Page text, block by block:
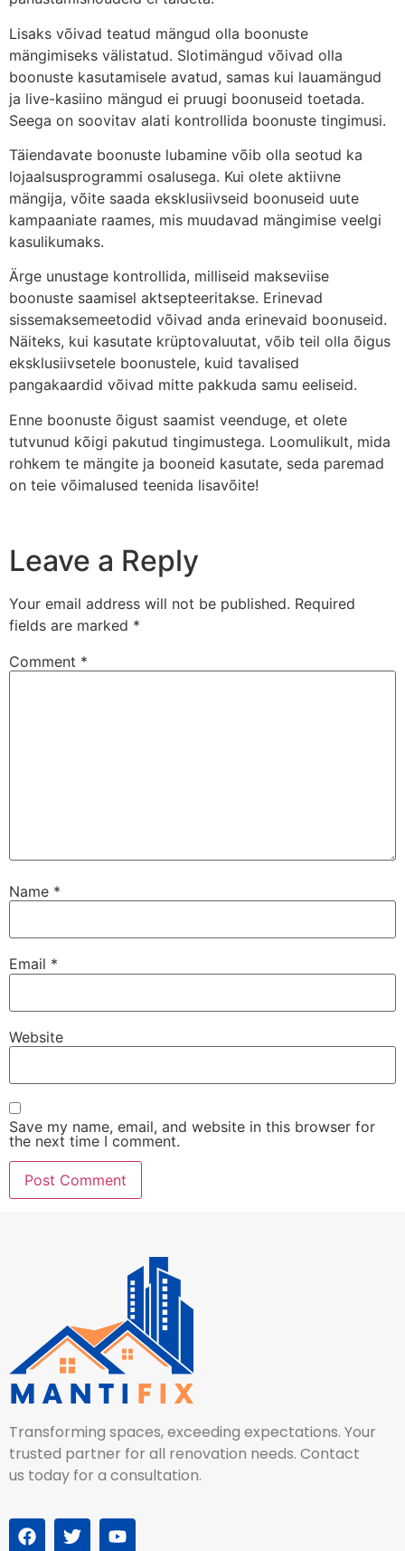
Lisaks võivad teatud mängud olla boonuste
mängimiseks välistatud. Slotimängud võivad olla
boonuste kasutamisele avatud, samas kui lauamängud
ja live-kasiino mängud ei pruugi boonuseid toetada.
Seega on soovitav alati kontrollida boonuste tingimusi.
Täiendavate boonuste lubamine võib olla seotud ka
lojaalsusprogrammi osalusega. Kui olete aktiivne
mängija, võite saada eksklusiivseid boonuseid uute
kampaaniate raames, mis muudavad mängimise veelgi
kasulikumaks.
Ärge unustage kontrollida, milliseid makseviise
boonuste saamisel aktsepteeritakse. Erinevad
sissemaksemeetodid võivad anda erinevaid boonuseid.
Näiteks, kui kasutate krüptovaluutat, võib teil olla õigus
eksklusiivsetele boonustele, kuid tavalised
pangakaardid võivad mitte pakkuda samu eeliseid.
Enne boonuste õigust saamist veenduge, et olete
tutvunud kõigi pakutud tingimustega. Loomulikult, mida
rohkem te mängite ja booneid kasutate, seda paremad
on teie võimalused teenida lisavõite!
Leave a Reply
Your email address will not be published. Required
fields are marked *
Comment *
Name *
Email *
Website
Save my name, email, and website in this browser for
the next time I comment.
Transforming spaces, exceeding expectations. Your
trusted partner for all renovation needs. Contact
us today for a consultation.